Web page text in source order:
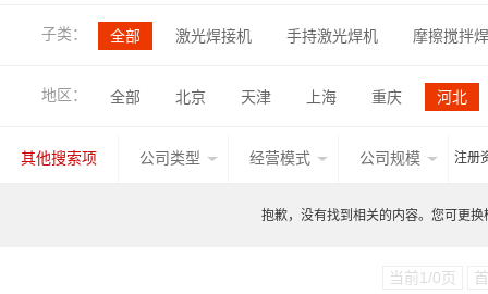
子类：
全部 激光焊接机 手持激光焊机 摩擦搅拌
地区：
全部 北京 天津 上海 重庆 河北
其他搜索项 公司类型 经营模式 公司规模 注册
抱歉，没有找到相关的内容。您可更
当前1/0页